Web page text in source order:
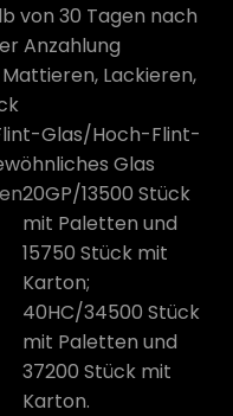
von 30 Tagen nach
Anzahlung
Lackieren,
Glas/Hoch-Flint-
Glas
20GP/13500 Stück
mit Paletten und
15750 Stück mit
Karton;
40HC/34500 Stück
mit Paletten und
37200 Stück mit
Karton.